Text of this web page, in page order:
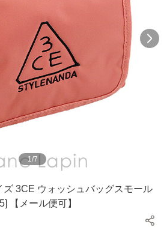
1/7
ズ 3CE ウォッシュバッグスモール
【メール便可】